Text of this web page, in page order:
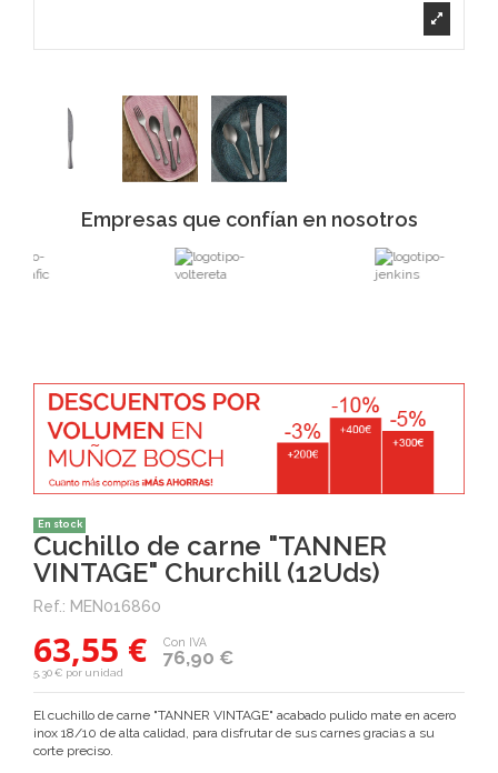
Empresas que confían en nosotros
En stock
Cuchillo de carne "TANNER
VINTAGE" Churchill (12Uds)
Ref.: MEN016860
63,55 € 76,90 €
Con IVA
5,30 € por unidad
El cuchillo de carne "TANNER VINTAGE" acabado pulido mate en acero
inox 18/10 de alta calidad, para disfrutar de sus carnes gracias a su
corte preciso.